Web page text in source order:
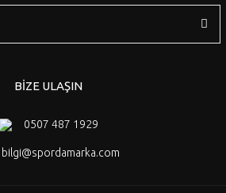
BİZE ULAŞIN
0507 487 1929
bilgi@spordamarka.com